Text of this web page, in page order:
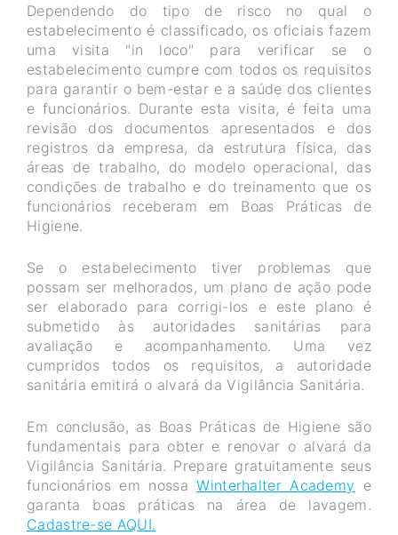
Dependendo do tipo de risco no qual o
estabelecimento é classificado, os oficiais fazem
uma visita "in loco" para verificar se o
estabelecimento cumpre com todos os requisitos
para garantir o bem-estar e a saúde dos clientes
e funcionários. Durante esta visita, é feita uma
revisão dos documentos apresentados e dos
registros da empresa, da estrutura física, das
áreas de trabalho, do modelo operacional, das
condições de trabalho e do treinamento que os
funcionários receberam em Boas Práticas de
Higiene.
Se o estabelecimento tiver problemas que
possam ser melhorados, um plano de ação pode
ser elaborado para corrigi-los e este plano é
submetido às autoridades sanitárias para
avaliação e acompanhamento. Uma vez
cumpridos todos os requisitos, a autoridade
sanitária emitirá o alvará da Vigilância Sanitária.
Em conclusão, as Boas Práticas de Higiene são
fundamentais para obter e renovar o alvará da
Vigilância Sanitária. Prepare gratuitamente seus
funcionários em nossaWinterhalter Academy e
garanta boas práticas na área de lavagem.
Cadastre-se AQUI.